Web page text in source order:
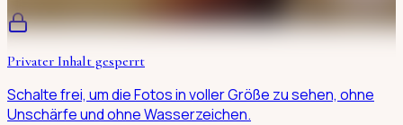
Privater Inhalt gesperrt
Schalte frei, um die Fotos in voller Größe zu sehen, ohne
Unschärfe und ohne Wasserzeichen.